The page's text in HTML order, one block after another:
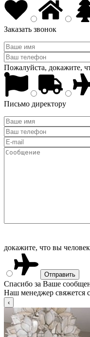
Заказать звонок
Пожалуйста, докажите,
Письмо директору
докажите, что вы
Спасибо за Ваше
Наш менеджер свяжется